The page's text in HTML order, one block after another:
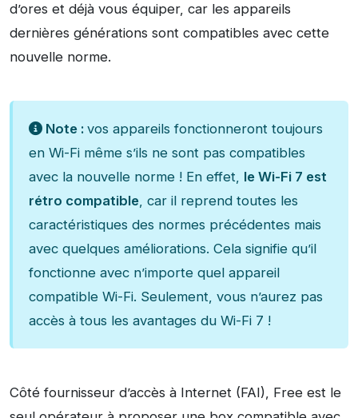
d’ores et déjà vous équiper, car les appareils
dernières générations sont compatibles avec cette
nouvelle norme.
Note : vos appareils fonctionneront toujours
en Wi-Fi même s’ils ne sont pas compatibles
avec la nouvelle norme ! En effet, le Wi-Fi 7 est
rétro compatible, car il reprend toutes les
caractéristiques des normes précédentes mais
avec quelques améliorations. Cela signifie qu’il
fonctionne avec n’importe quel appareil
compatible Wi-Fi. Seulement, vous n’aurez pas
accès à tous les avantages du Wi-Fi 7 !
Côté fournisseur d’accès à Internet (FAI), Free est le